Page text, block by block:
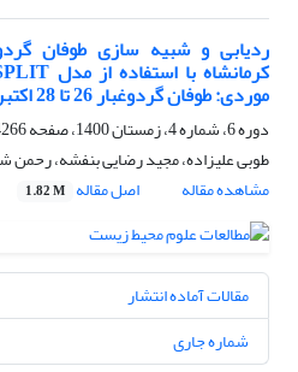
ردیابی و شبیه سازی طوفان
موردی: طوفان گردوغبار 26 تا 28 اکتبر 2018
دوره 6، شماره 4، زمستان 1400، صفحه
4279
طوبی علیزاده، مجید رضایی بنفشه، رحمن
مشاهده مقاله
اصل مقاله 1.82 M
مقالات آماده انتشار
شماره جاری